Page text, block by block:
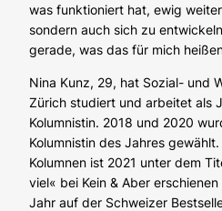
was funktioniert hat, ewig
sondern auch sich zu
gerade, was das für mich
Nina Kunz, 29, hat Sozial- und
Zürich studiert und arbeitet als
Kolumnistin. 2018 und 2020
Kolumnistin des Jahres
Kolumnen ist 2021 unter dem
viel« bei Kein & Aber
Jahr auf der Schweizer